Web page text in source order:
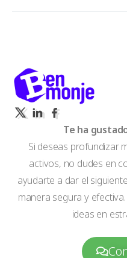
Te ha
Si deseas profundizar
activos, no dudes en
ayudarte a dar el
manera segura y
ideas en